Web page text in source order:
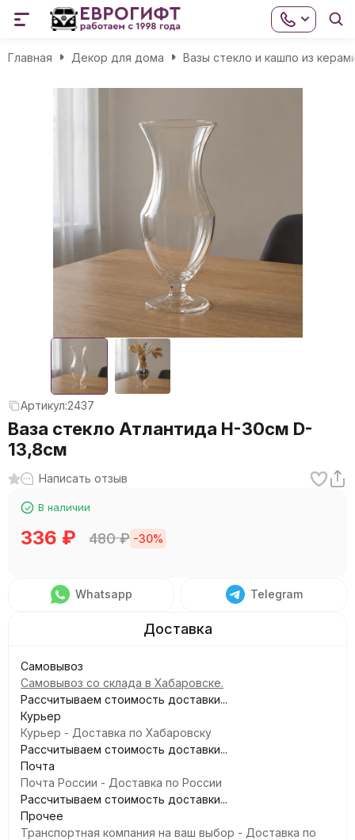
Главная Декор для дома Вазы стекло и кашпо из
Артикул:2437
Ваза стекло Атлантида H-30см D-
13,8см
Написать отзыв
В наличии
336 ₽ 480₽ -30%
Whatsapp Telegram
Самовывоз
Самовывоз со склада в Хабаровске.
Рассчитываем стоимость доставки...
Курьер
Курьер - Доставка по Хабаровску
Рассчитываем стоимость доставки...
Почта
Почта России - Доставка по России
Рассчитываем стоимость доставки...
Прочее
Транспортная компания на ваш выбор - Доставка по